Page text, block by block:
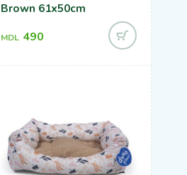
Brown 61x50cm
MDL 490